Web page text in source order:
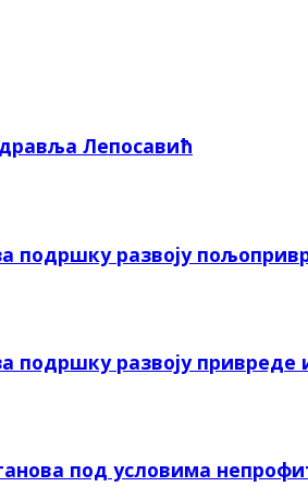
Лепосавић
подршку развоју
подршку развоју
под условима